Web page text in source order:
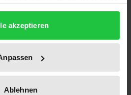
akzeptieren
Ablehnen
Basis an geänderte
ist es aus rechtlicher
den Wirtschaftsausschuß
alternativ die Bildung von